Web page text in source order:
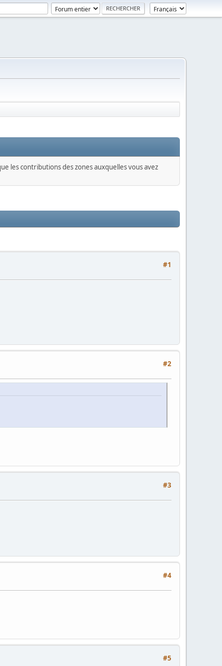
les contributions des zones auxquelles vous avez
#1
#2
#3
#4
#5